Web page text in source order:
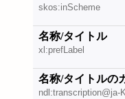
skos:inScheme
名称/タイトル
xl:prefLabel
名称/タイトルの
ndl:transcription@ja-